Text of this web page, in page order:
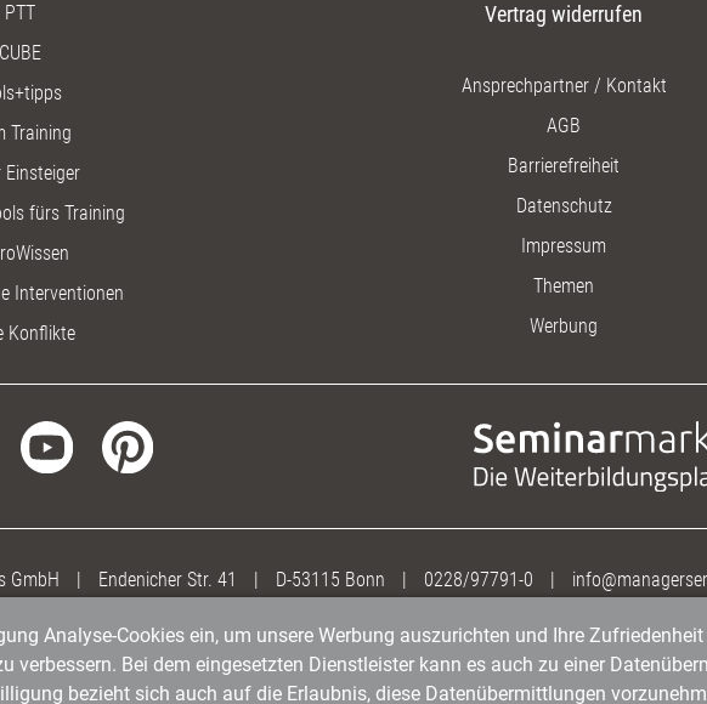
PTT
CUBE
Training
Einsteiger
fürs Training
Interventionen
Konflikte
Vertrag widerrufen
Ansprechpartner / Kontakt
AGB
Barrierefreiheit
Datenschutz
Impressum
Themen
Werbung
GmbH | Endenicher Str. 41 | D-53115 Bonn | 0228/97791-0 |
Analyse-Cookies ein, um unsere Werbung auszurichten und Ihre Zufriedenheit
verbessern. Bei dem eingesetzten Dienstleister kann es auch zu einer
bezieht sich auch auf die Erlaubnis, diese Datenübermittlungen